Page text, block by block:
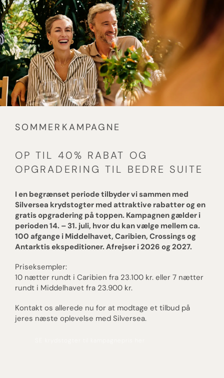
SOMMERKAMPAGNE
OP TIL 40% RABAT OG
OPGRADERING TIL BEDRE SUITE
I en begrænset periode tilbyder vi sammen med
Silversea krydstogter med attraktive rabatter og en
gratis opgradering på toppen. Kampagnen gælder i
perioden 14. – 31. juli, hvor du kan vælge mellem ca.
100 afgange i Middelhavet, Caribien, Crossings og
Antarktis ekspeditioner. Afrejser i 2026 og 2027.
Priseksempler:
10 nætter rundt i Caribien fra 23.100 kr. eller 7 nætter
rundt i Middelhavet fra 23.900 kr.
Kontakt os allerede nu for at modtage et tilbud på
jeres næste oplevelse med Silversea.